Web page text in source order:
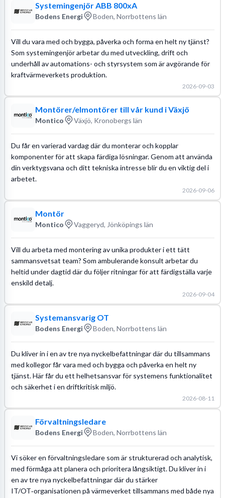
Systemingenjör ABB 800xA
Bodens Energi Boden, Norrbottens län
Vill du vara med och bygga, påverka och forma en helt ny tjänst?
Som systemingenjör arbetar du med utveckling, drift och
underhåll av automations- och styrsystem som är avgörande för
kraftvärmeverkets produktion.
2026-09-03
Montörer/elmontörer till vår kund i Växjö
Montico Växjö, Kronobergs län
Du får en varierad vardag där du monterar och kopplar
komponenter för att skapa färdiga lösningar. Genom att använda
din verktygsvana och ditt tekniska intresse blir du en viktig del i
arbetet.
2026-09-06
Montör
Montico Vaggeryd, Jönköpings län
Vill du arbeta med montering av unika produkter i ett tätt
sammansvetsat team? Som ambulerande konsult arbetar du
heltid under dagtid där du följer ritningar för att färdigställa varje
enskild detalj.
2026-09-04
Systemansvarig OT
Bodens Energi Boden, Norrbottens län
Du kliver in i en av tre nya nyckelbefattningar där du tillsammans
med kollegor får vara med och bygga och påverka en helt ny
tjänst. Här får du ett helhetsansvar för systemens funktionalitet
och säkerhet i en driftkritisk miljö.
2026-08-11
Förvaltningsledare
Bodens Energi Boden, Norrbottens län
Vi söker en förvaltningsledare som är strukturerad och analytisk,
med förmåga att planera och prioritera långsiktigt. Du kliver in i
en av tre nya nyckelbefattningar där du stärker
IT/OT‑organisationen på värmeverket tillsammans med både nya